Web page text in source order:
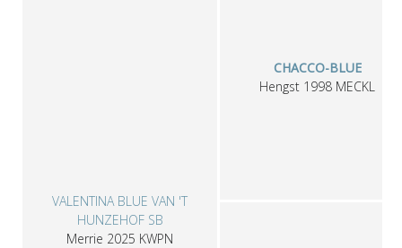
VALENTINA BLUE VAN 'T
HUNZEHOF SB
Merrie 2025 KWPN
CHACCO-BLUE
Hengst 1998 MECKL